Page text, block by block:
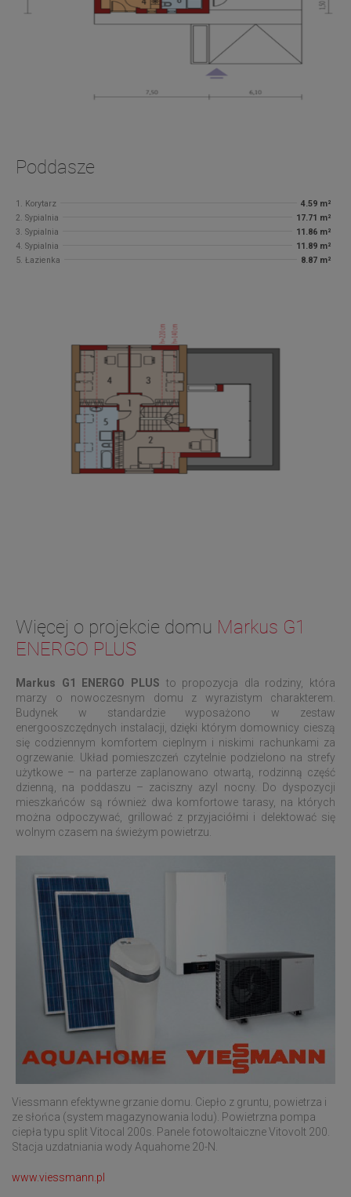
Poddasze
1. Korytarz
4.59 m²
2. Sypialnia
17.71 m²
3. Sypialnia
11.86 m²
4. Sypialnia
11.89 m²
5. Łazienka
8.87 m²
Więcej o projekcie domu Markus G1
ENERGO PLUS
Markus G1 ENERGO PLUS to propozycja dla rodziny, która
marzy o nowoczesnym domu z wyrazistym charakterem.
Budynek w standardzie wyposażono w zestaw
energooszczędnych instalacji, dzięki którym domownicy cieszą
się codziennym komfortem cieplnym i niskimi rachunkami za
ogrzewanie. Układ pomieszczeń czytelnie podzielono na strefy
użytkowe – na parterze zaplanowano otwartą, rodzinną część
dzienną, na poddaszu – zaciszny azyl nocny. Do dyspozycji
mieszkańców są również dwa komfortowe tarasy, na których
można odpoczywać, grillować z przyjaciółmi i delektować się
wolnym czasem na świeżym powietrzu.
Viessmann efektywne grzanie domu. Ciepło z gruntu, powietrza i
ze słońca (system magazynowania lodu). Powietrzna pompa
ciepła typu split Vitocal 200s. Panele fotowoltaiczne Vitovolt 200.
Stacja uzdatniania wody Aquahome 20-N.
www.viessmann.pl